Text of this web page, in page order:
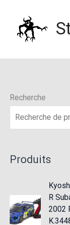
contenu
Recherche
Produits
R
2002